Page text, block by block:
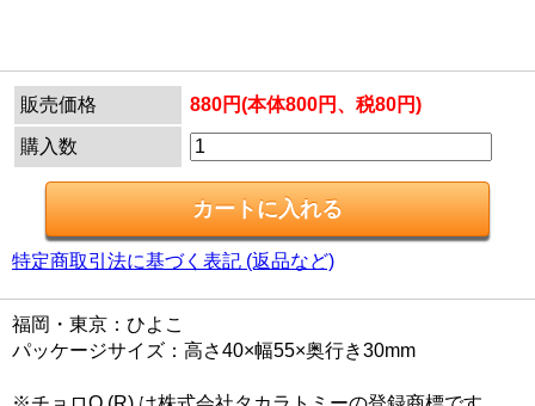
販売価格 880円(本体800円、税80円)
購入数
特定商取引法に基づく表記 (返品など)
福岡・東京：ひよこ
パッケージサイズ：高さ40×幅55×奥行き30mm